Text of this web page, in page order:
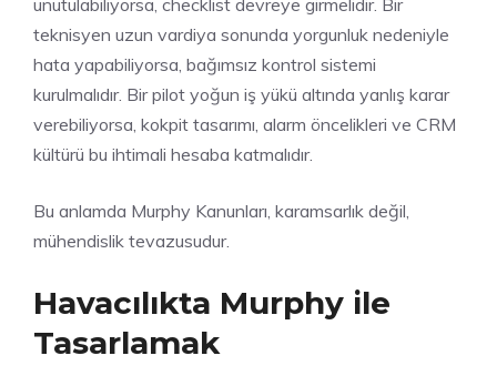
teknisyen uzun vardiya sonunda yorgunluk nedeniyle
hata yapabiliyorsa, bağımsız kontrol sistemi
kurulmalıdır. Bir pilot yoğun iş yükü altında yanlış karar
verebiliyorsa, kokpit tasarımı, alarm öncelikleri ve CRM
kültürü bu ihtimali hesaba katmalıdır.
Bu anlamda Murphy Kanunları, karamsarlık değil,
mühendislik tevazusudur.
Havacılıkta Murphy ile
Tasarlamak